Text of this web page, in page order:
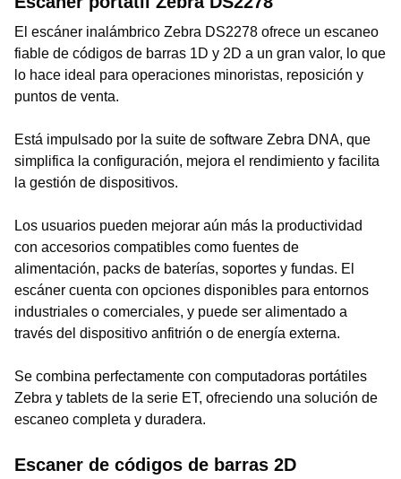
El escáner inalámbrico Zebra DS2278 ofrece un escaneo
fiable de códigos de barras 1D y 2D a un gran valor, lo que
lo hace ideal para operaciones minoristas, reposición y
puntos de venta.
Está impulsado por la suite de software Zebra DNA, que
simplifica la configuración, mejora el rendimiento y facilita
la gestión de dispositivos.
Los usuarios pueden mejorar aún más la productividad
con accesorios compatibles como fuentes de
alimentación, packs de baterías, soportes y fundas. El
escáner cuenta con opciones disponibles para entornos
industriales o comerciales, y puede ser alimentado a
través del dispositivo anfitrión o de energía externa.
Se combina perfectamente con computadoras portátiles
Zebra y tablets de la serie ET, ofreciendo una solución de
escaneo completa y duradera.
Escaner de códigos de barras 2D